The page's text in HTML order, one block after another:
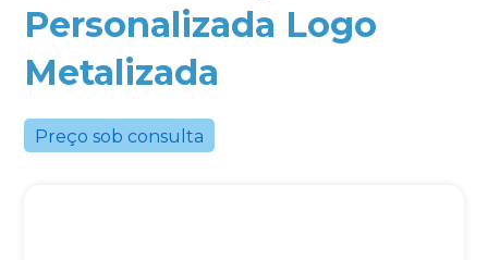
Personalizada Logo
Metalizada
Preço sob consulta
+55